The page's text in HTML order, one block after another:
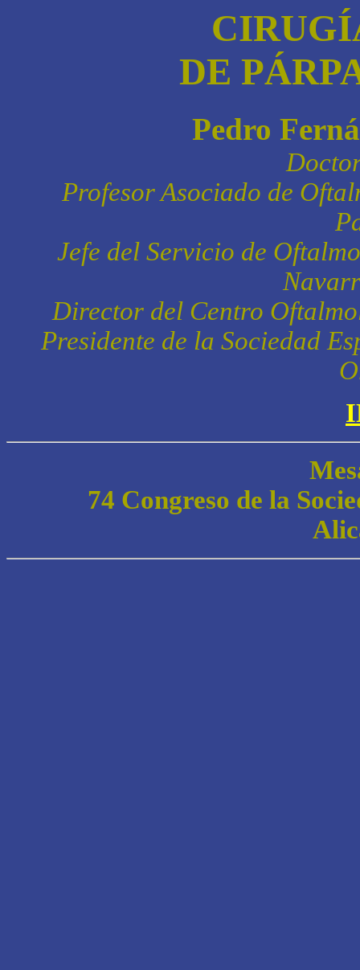
DE
Pedro
Profesor Asociado de
Jefe del Servicio de
Director del Centro
Presidente de la Sociedad
74 Congreso de la